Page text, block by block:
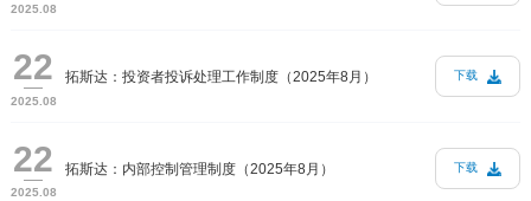
2025.08
22
2025.08
拓斯达：投资者投诉处理工作制度（2025年8月） 下载
22
2025.08
拓斯达：内部控制管理制度（2025年8月） 下载